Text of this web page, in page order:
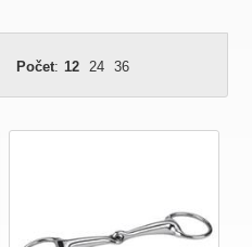
Počet: 12 24 36